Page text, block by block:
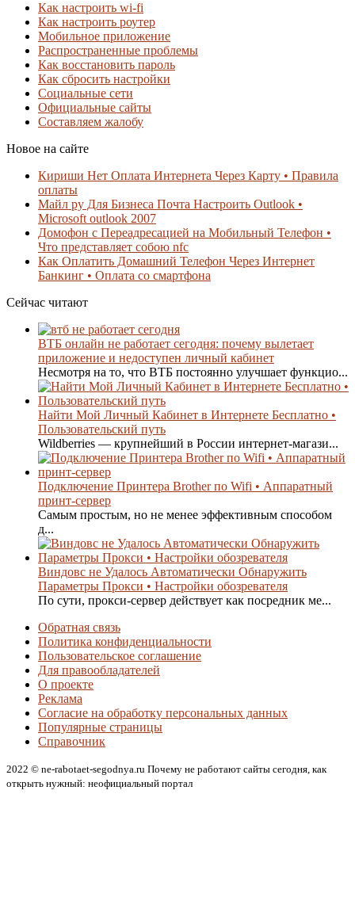
Как настроить wi-fi
Как настроить роутер
Мобильное приложение
Распространенные проблемы
Как восстановить пароль
Как сбросить настройки
Социальные сети
Официальные сайты
Составляем жалобу
Новое на сайте
Кириши Нет Оплата Интернета Через Карту • Правила
оплаты
Майл ру Для Бизнеса Почта Настроить Outlook •
Microsoft outlook 2007
Домофон с Переадресацией на Мобильный Телефон •
Что представляет собою nfc
Как Оплатить Домашний Телефон Через Интернет
Банкинг • Оплата со смартфона
Сейчас читают
ВТБ онлайн не работает сегодня: почему вылетает
приложение и недоступен личный кабинет
Несмотря на то, что ВТБ постоянно улучшает функцио...
Найти Мой Личный Кабинет в Интернете Бесплатно •
Пользовательский путь
Wildberries — крупнейший в России интернет-магази...
Подключение Принтера Brother по Wifi • Аппаратный
принт-сервер
Самым простым, но не менее эффективным способом
д...
Виндовс не Удалось Автоматически Обнаружить
Параметры Прокси • Настройки обозревателя
По сути, прокси-сервер действует как посредник ме...
Обратная связь
Политика конфиденциальности
Пользовательское соглашение
Для правообладателей
О проекте
Реклама
Согласие на обработку персональных данных
Популярные страницы
Справочник
2022 © ne-rabotaet-segodnya.ru Почему не работают сайты сегодня, как
открыть нужный: неофициальный портал